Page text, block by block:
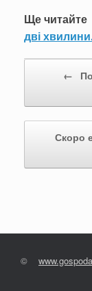
Ще читайте
дві
←
Скоро
©